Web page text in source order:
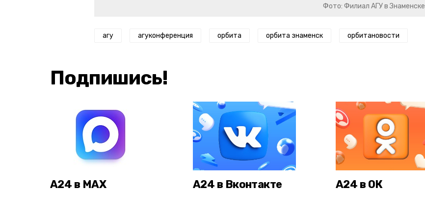
Фото: Филиал АГУ в Знаменске
агу агуконференция орбита орбита знаменск орбитановости
Подпишись!
А24 в MAX А24 в Вконтакте А24 в ОК